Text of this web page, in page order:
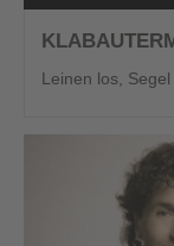
Leinen los,